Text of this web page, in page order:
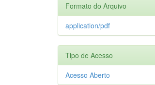
Formato do Arquivo
application/pdf
Tipo de Acesso
Acesso Aberto